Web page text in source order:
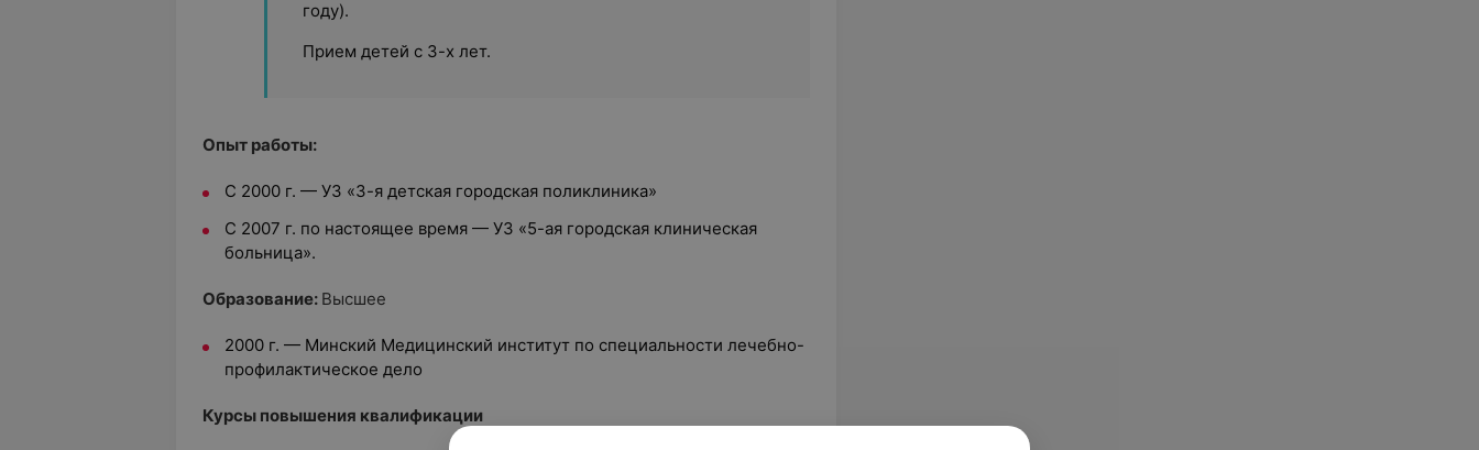
году).
Прием детей с 3-х лет.
Опыт работы:
С 2000 г. — УЗ «3-я детская городская поликлиника»
С 2007 г. по настоящее время — УЗ «5-ая городская клиническая
больница».
Образование: Высшее
2000 г. — Минский Медицинский институт по специальности лечебно-
профилактическое дело
Курсы повышения квалификации